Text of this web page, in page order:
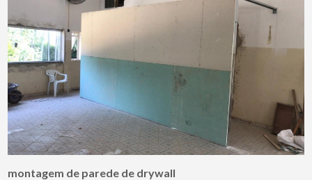
montagem de parede de drywall